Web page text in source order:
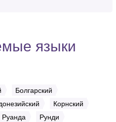
языки
Болгарский
Корнский
Руанда
Рунди